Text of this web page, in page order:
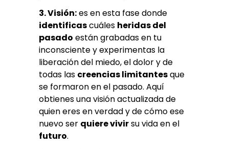
3. Visión:es en esta fase donde
identificascuáles heridas del
pasado están grabadas en tu
inconsciente y experimentas la
liberación del miedo, el dolor y de
todas las creencias limitantesque
se formaron en el pasado. Aquí
obtienes una visión actualizada de
quien eres en verdad y de cómo ese
nuevo ser quiere vivirsu vida en el
futuro.